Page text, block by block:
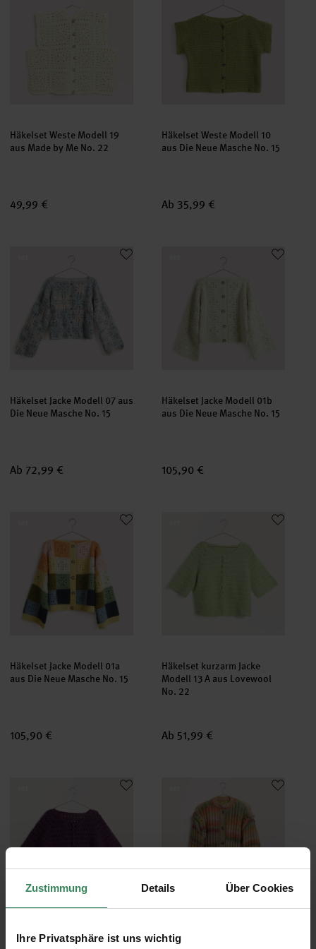
Zustimmung Details Über Cookies
Ihre Privatsphäre ist uns wichtig
Häkelset Weste Modell 19
aus Made by Me No. 22
49,99 €
Häkelset Weste Modell 10
aus Die Neue Masche No. 15
Ab 35,99 €
Häkelset Jacke Modell 07 aus Die Neue Masche No. 15
Häkelset Jacke Modell 07 aus
Die Neue Masche No. 15
Ab 72,99 €
Häkelset Jacke Modell 01b aus
Häkelset Jacke Modell 01b
aus Die Neue Masche No. 15
105,90 €
Häkelset Jacke Modell 01a aus Die Neue Masche No. 15
Häkelset Jacke Modell 01a
aus Die Neue Masche No. 15
105,90 €
Häkelset kurzarm Jacke
Häkelset kurzarm Jacke
Modell 13 A aus Lovewool
No. 22
Ab 51,99 €
Häkelset kurzarm Jacke Modell 13 B aus Lovewool No. 22
Häkelset kurzarm Jacke
Modell 13 B aus Lovewool
Strick-/Häkelset Jacke Modell
Strick-/Häkelset Jacke
Modell 25 aus Made by Me